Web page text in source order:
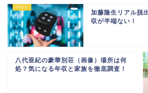
加藤隆生リアル脱
収が半端ない！
八代亜紀の豪華別荘（画像）場所は何
処？気になる年収と家族を徹底調査！